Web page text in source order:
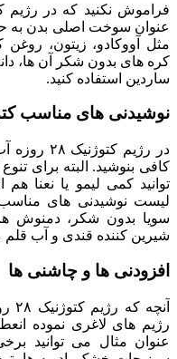
عنوان سوخت اصلی بدن به
مثل آووکادو، زیتون، روغن
کره های بدون شکر آن ها،
ساردین استفاده کنید.
نوشیدنی های مناسب
در رژیم
کافی بنوشید. البته برای
توانید کمی لیمو یا نعنا
لیست نوشیدنی های مناسب
سویا بدون شکر، دمنوش
شیرین کننده قندی و آب قلم
افزودنی ها و چاشنی ها
رژیم های لاغری نموده
عنوان مثال می توانید